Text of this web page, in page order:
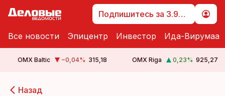
Подпишитесь за 3.99 €
Все новости Эпицентр Инвестор Ида-Вирумаа
OMX Baltic −0,04% 315,18 OMX Riga 0,23% 925,27
Назад